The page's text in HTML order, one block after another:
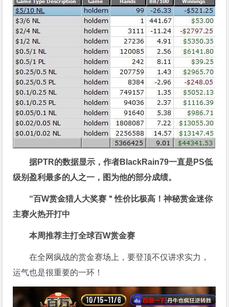
据PTR的数据显示，作者BlackRain79一直是PS低
级别盈利最多的人之一 ，图为他的部分成绩。
“百W赏金猎人大奖赛＂性价比极高！神秘赏金迷你
主赛火热开打中
本周推荐主打全球百W赏金赛
在全网疯战的赏金赛场上，要登顶不仅讲求实力，
运气也是很重要的一环！